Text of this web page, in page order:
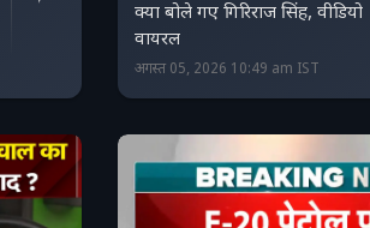
क्‍या बोले गए गिरिराज सिंह, वीडियो
वायरल
अगस्त 05, 2026 10:49 am IST